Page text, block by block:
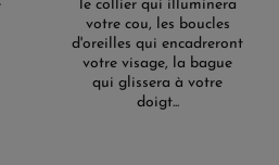
le collier qui illuminera
votre cou, les boucles
d'oreilles qui encadreront
votre visage, la bague
qui glissera à votre
doigt...